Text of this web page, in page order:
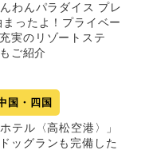
わんパラダイス プレ
ったよ！プライベー
実のリゾートステ
ご紹介
国・四国
テル〈高松空港〉」
ッグランも完備した